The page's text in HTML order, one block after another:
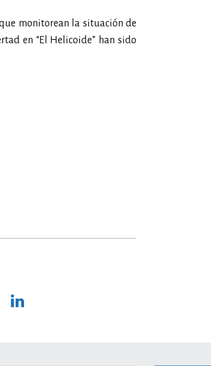
monitorean la situación de
en “El Helicoide” han sido